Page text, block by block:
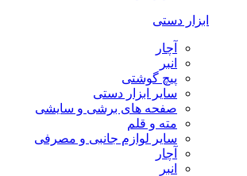
ابزار دستی
آچار
انبر
پیچ گوشتی
سایر ابزار دستی
صفحه های برشی و سایشی
مته و قلم
سایر لوازم جانبی و مصرفی
آچار
انبر